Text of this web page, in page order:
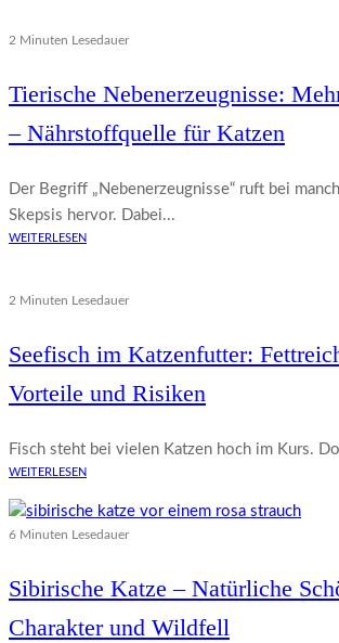
2 Minuten Lesedauer
Tierische Nebenerzeugnisse:
– Nährstoffquelle für Katzen
Der Begriff „Nebenerzeugnisse“ ruft bei
Skepsis hervor. Dabei...
WEITERLESEN
2 Minuten Lesedauer
Seefisch im Katzenfutter:
Vorteile und Risiken
Fisch steht bei vielen Katzen hoch im Kurs.
WEITERLESEN
6 Minuten Lesedauer
Sibirische Katze – Natürliche
Charakter und Wildfell